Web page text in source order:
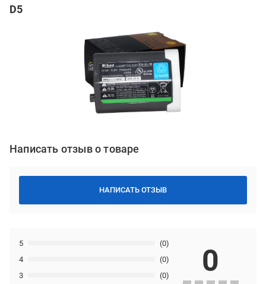
D5
Написать отзыв о товаре
НАПИСАТЬ ОТЗЫВ
3 (0)
4 (0)
5 (0)
0